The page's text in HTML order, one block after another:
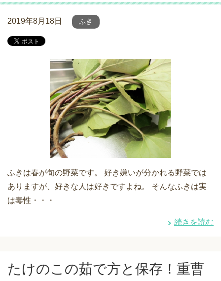
2019年8月18日 ふき
ふきは春が旬の野菜です。 好き嫌いが分かれる野菜では
ありますが、好きな人は好きですよね。 そんなふきは実
は毒性・・・
続きを読む
たけのこの茹で方と保存！重曹